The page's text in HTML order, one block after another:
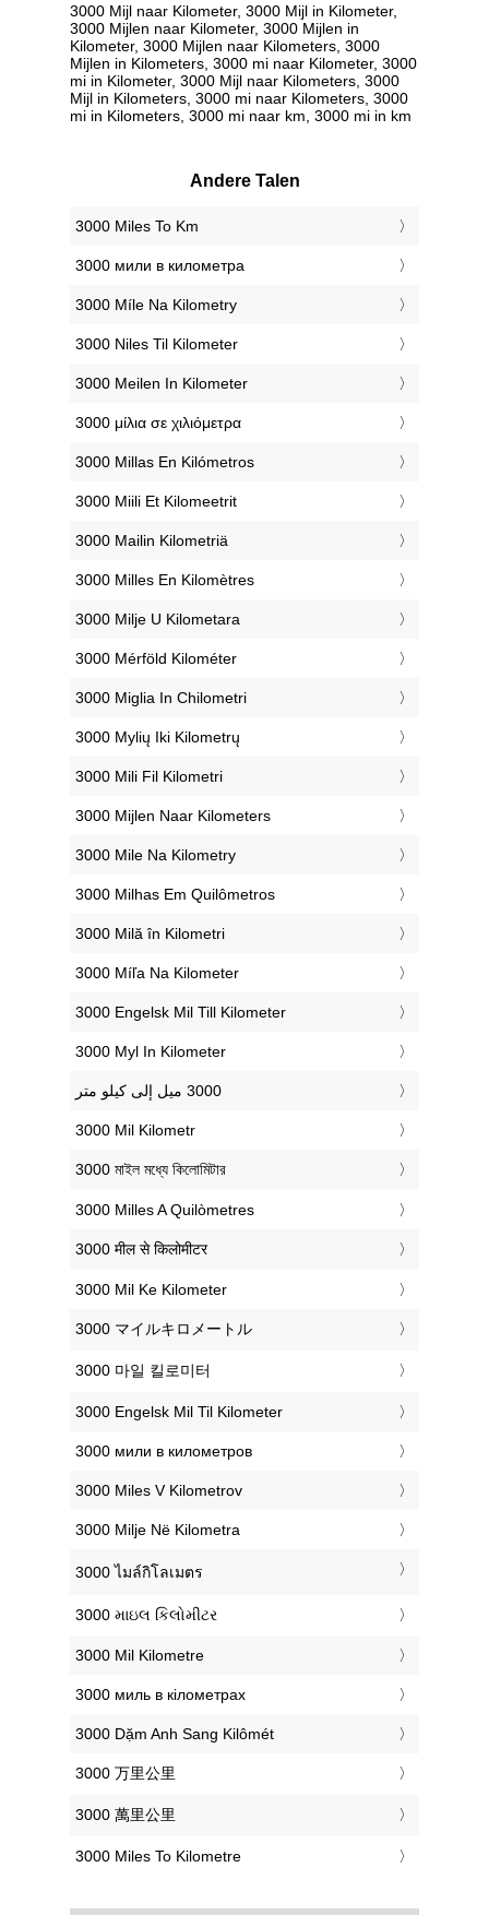
3000 Mijl naar Kilometer, 3000 Mijl in Kilometer,
3000 Mijlen naar Kilometer, 3000 Mijlen in
Kilometer, 3000 Mijlen naar Kilometers, 3000
Mijlen in Kilometers, 3000 mi naar Kilometer, 3000
mi in Kilometer, 3000 Mijl naar Kilometers, 3000
Mijl in Kilometers, 3000 mi naar Kilometers, 3000
mi in Kilometers, 3000 mi naar km, 3000 mi in km
Andere Talen
‎3000 Miles To Km
‎3000 мили в километра
‎3000 Míle Na Kilometry
‎3000 Niles Til Kilometer
‎3000 Meilen In Kilometer
‎3000 μίλια σε χιλιόμετρα
‎3000 Millas En Kilómetros
‎3000 Miili Et Kilomeetrit
‎3000 Mailin Kilometriä
‎3000 Milles En Kilomètres
‎3000 Milje U Kilometara
‎3000 Mérföld Kilométer
‎3000 Miglia In Chilometri
‎3000 Mylių Iki Kilometrų
‎3000 Mili Fil Kilometri
‎3000 Mijlen Naar Kilometers
‎3000 Mile Na Kilometry
‎3000 Milhas Em Quilômetros
‎3000 Milă în Kilometri
‎3000 Míľa Na Kilometer
‎3000 Engelsk Mil Till Kilometer
‎3000 Myl In Kilometer
‎3000 Mil Kilometr
‎3000 মাইল মধ্যে কিলোমিটার
‎3000 Milles A Quilòmetres
‎3000 मील से किलोमीटर
‎3000 Mil Ke Kilometer
‎3000 マイルキロメートル
‎3000 마일 킬로미터
‎3000 Engelsk Mil Til Kilometer
‎3000 мили в километров
‎3000 Miles V Kilometrov
‎3000 Milje Në Kilometra
‎3000 ไมล์กิโลเมตร
‎3000 માઇલ કિલોમીટર
‎3000 Mil Kilometre
‎3000 миль в кілометрах
‎3000 Dặm Anh Sang Kilômét
‎3000 万里公里
‎3000 萬里公里
‎3000 Miles To Kilometre